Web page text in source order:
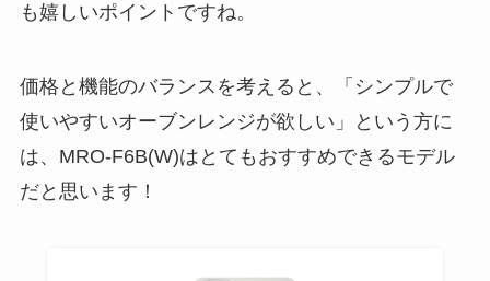
も嬉しいポイントですね。
価格と機能のバランスを考えると、「シンプルで
使いやすいオーブンレンジが欲しい」という方に
は、MRO-F6B(W)はとてもおすすめできるモデル
だと思います！